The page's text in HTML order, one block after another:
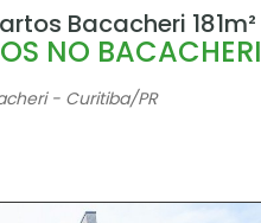
Bacacheri 181m²
NO BACACHERI
- Curitiba/PR